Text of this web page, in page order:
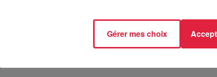
Gérer mes choix